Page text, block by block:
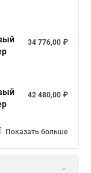
34 776,00 ₽
42 480,00 ₽
Показать больше